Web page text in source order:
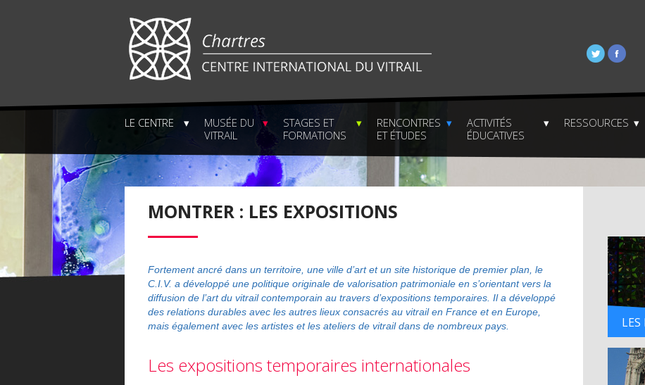
LE CENTRE
MUSÉE DU
VITRAIL
STAGES ET
FORMATIONS
RENCONTRES
ET ÉTUDES
ACTIVITÉS
ÉDUCATIVES
RESSOURCES
MONTRER : LES EXPOSITIONS
Fortement ancré dans un territoire, une ville d’art et un site historique de premier plan, le
C.I.V. a développé une politique originale de valorisation patrimoniale en s’orientant vers la
diffusion de l’art du vitrail contemporain au travers d’expositions temporaires. Il a développé
des relations durables avec les autres lieux consacrés au vitrail en France et en Europe,
mais également avec les artistes et les ateliers de vitrail dans de nombreux pays.
Les expositions temporaires internationales